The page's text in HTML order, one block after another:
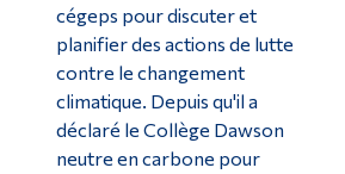
cégeps pour discuter et
planifier des actions de lutte
contre le changement
climatique. Depuis qu'il a
déclaré le Collège Dawson
neutre en carbone pour